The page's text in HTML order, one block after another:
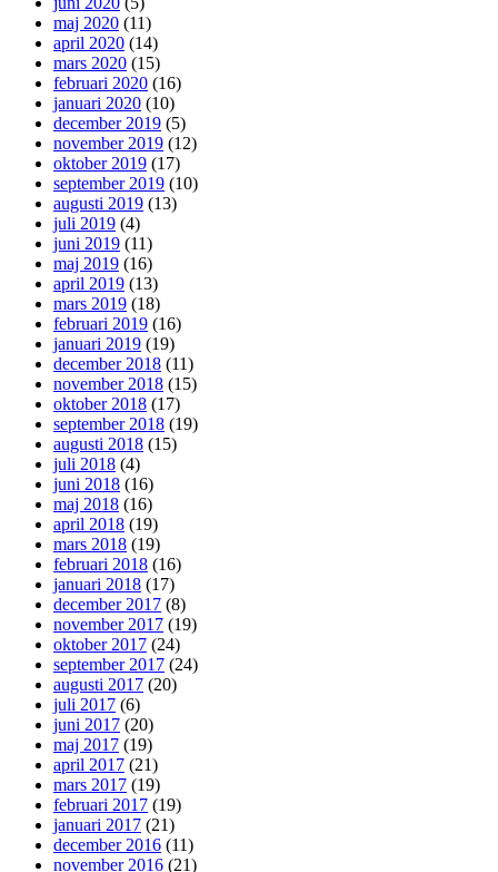
maj 2020 (11)
april 2020 (14)
mars 2020 (15)
februari 2020 (16)
januari 2020 (10)
december 2019 (5)
november 2019 (12)
oktober 2019 (17)
september 2019 (10)
augusti 2019 (13)
juli 2019 (4)
juni 2019 (11)
maj 2019 (16)
april 2019 (13)
mars 2019 (18)
februari 2019 (16)
januari 2019 (19)
december 2018 (11)
november 2018 (15)
oktober 2018 (17)
september 2018 (19)
augusti 2018 (15)
juli 2018 (4)
juni 2018 (16)
maj 2018 (16)
april 2018 (19)
mars 2018 (19)
februari 2018 (16)
januari 2018 (17)
december 2017 (8)
november 2017 (19)
oktober 2017 (24)
september 2017 (24)
augusti 2017 (20)
juli 2017 (6)
juni 2017 (20)
maj 2017 (19)
april 2017 (21)
mars 2017 (19)
februari 2017 (19)
januari 2017 (21)
december 2016 (11)
november 2016 (21)